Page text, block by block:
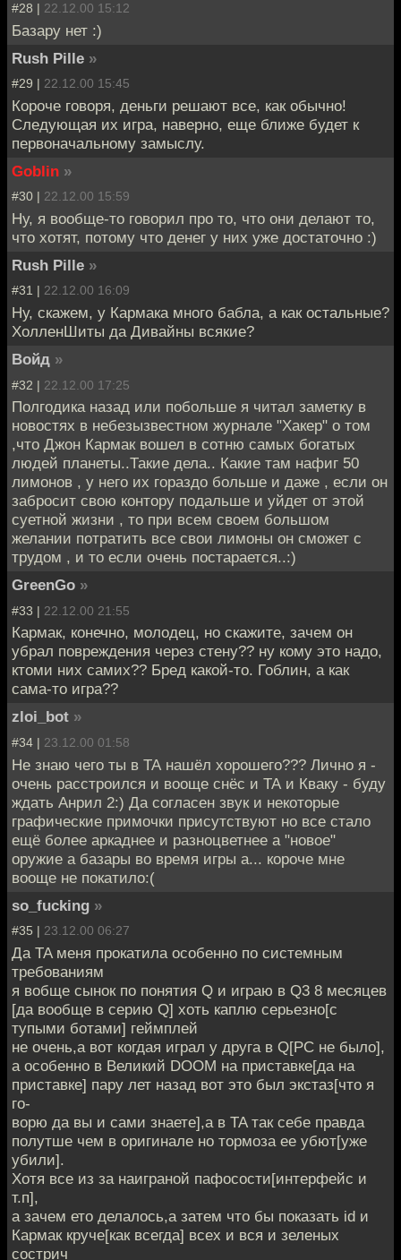
#28 | 22.12.00 15:12
Базару нет :)
Rush Pille »
#29 | 22.12.00 15:45
Короче говоря, деньги решают все, как обычно!
Следующая их игра, наверно, еще ближе будет к
первоначальному замыслу.
Goblin »
#30 | 22.12.00 15:59
Ну, я вообще-то говорил про то, что они делают то,
что хотят, потому что денег у них уже достаточно :)
Rush Pille »
#31 | 22.12.00 16:09
Ну, скажем, у Кармака много бабла, а как остальные?
ХолленШиты да Дивайны всякие?
Войд »
#32 | 22.12.00 17:25
Полгодика назад или побольше я читал заметку в
новостях в небезызвестном журнале "Хакер" о том
,что Джон Кармак вошел в сотню самых богатых
людей планеты..Такие дела.. Какие там нафиг 50
лимонов , у него их гораздо больше и даже , если он
забросит свою контору подальше и уйдет от этой
суетной жизни , то при всем своем большом
желании потратить все свои лимоны он сможет с
трудом , и то если очень постарается..:)
GreenGo »
#33 | 22.12.00 21:55
Кармак, конечно, молодец, но скажите, зачем он
убрал повреждения через стену?? ну кому это надо,
ктоми них самих?? Бред какой-то. Гоблин, а как
сама-то игра??
zloi_bot »
#34 | 23.12.00 01:58
Не знаю чего ты в ТА нашёл хорошего??? Лично я -
очень расстроился и вооще снёс и ТА и Кваку - буду
ждать Анрил 2:) Да согласен звук и некоторые
графические примочки присутствуют но все стало
ещё более аркаднее и разноцветнее а "новое"
оружие а базары во время игры а... короче мне
вооще не покатило:(
so_fucking »
#35 | 23.12.00 06:27
Да TA меня прокатила особенно по системным
требованиям
я вобще сынок по понятия Q и играю в Q3 8 месяцев
[да вообще в серию Q] хоть каплю серьезно[с
тупыми ботами] геймплей
не очень,а вот когдая играл у друга в Q[PC не было],
а особенно в Великий DOOM на приставке[да на
приставке] пару лет назад вот это был экстаз[что я
го-
ворю да вы и сами знаете],а в TA так себе правда
полутше чем в оригинале но тормоза ее убют[уже
убили].
Хотя все из за наиграной пафосости[интерфейс и
т.п],
а зачем ето делалось,а затем что бы показать id и
Кармак круче[как всегда] всех и вся и зеленых
сострич